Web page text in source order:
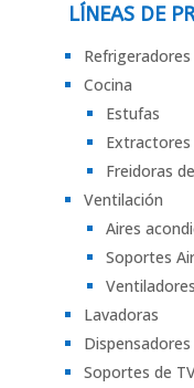
LÍNEAS DE
Refrigeradores
Cocina
Estufas
Extractores
Freidoras
Ventilación
Aires
Soportes
Ventiladores
Lavadoras
Soportes de